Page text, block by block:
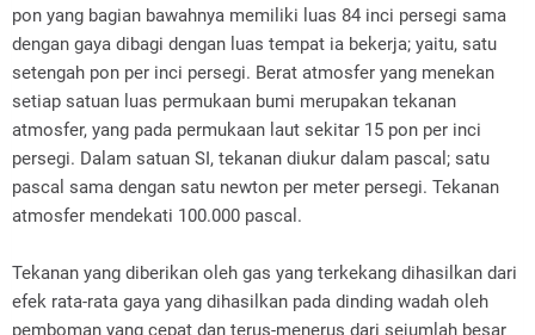
pon yang bagian bawahnya memiliki luas 84 inci persegi sama
dengan gaya dibagi dengan luas tempat ia bekerja; yaitu, satu
setengah pon per inci persegi. Berat atmosfer yang menekan
setiap satuan luas permukaan bumi merupakan tekanan
atmosfer, yang pada permukaan laut sekitar 15 pon per inci
persegi. Dalam satuan SI, tekanan diukur dalam pascal; satu
pascal sama dengan satu newton per meter persegi. Tekanan
atmosfer mendekati 100.000 pascal.
Tekanan yang diberikan oleh gas yang terkekang dihasilkan dari
efek rata-rata gaya yang dihasilkan pada dinding wadah oleh
pemboman yang cepat dan terus-menerus dari sejumlah besar